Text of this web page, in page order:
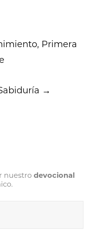
Primera
→
nuestrodevocional